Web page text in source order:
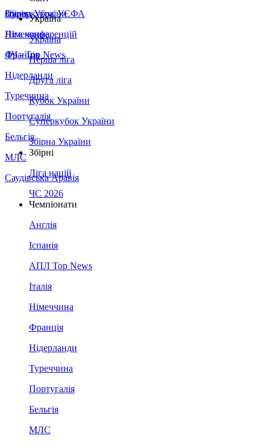
Збірна України
Італія
Німеччина
Франція
Нідерланди
Туреччина
Португалія
Бельгія
МЛС
Саудівська Аравія
Суперкубок УЄФА
Ліга конференцій
ЛЧ - Top News
Україна
Україна
Перша ліга
Друга ліга
Кубок України
Суперкубок України
Збірна України
Збірні
Ліга націй
ЧС 2026
Чемпіонати
Англія
Іспанія
АПЛ Top News
Італія
Німеччина
Франція
Нідерланди
Туреччина
Португалія
Бельгія
МЛС